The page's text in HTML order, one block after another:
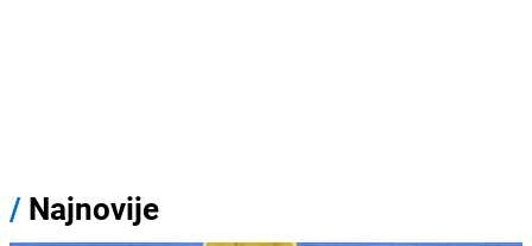
/ Najnovije